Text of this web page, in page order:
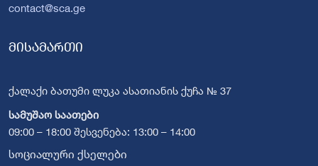
contact@sca.ge
მისამართი
ქალაქი ბათუმი ლუკა ასათიანის ქუჩა № 37
სამუშაო საათები
09:00 – 18:00 შესვენება: 13:00 – 14:00
სოციალური ქსელები